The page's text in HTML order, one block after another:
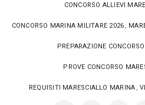
CONCORSO ALLIEVI
CONCORSO MARINA MILITARE 2026
PREPARAZIONE
PROVE CONCORSO
REQUISITI MARESCIALLO MARINA ,